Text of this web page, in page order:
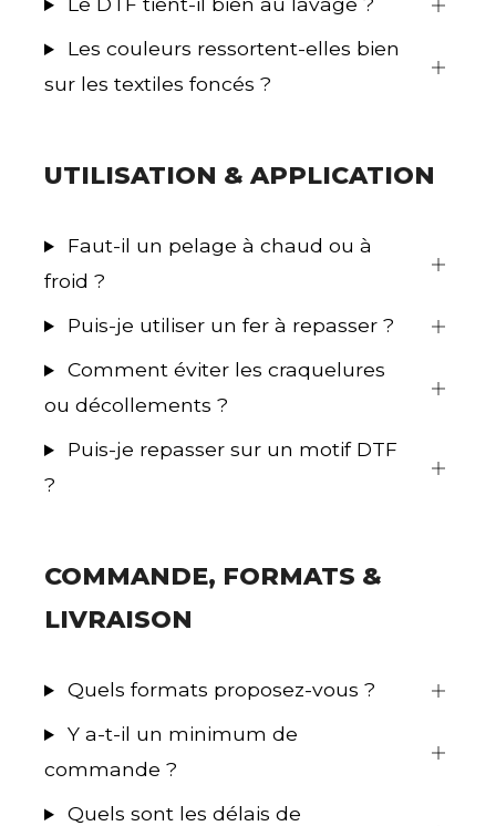
Les couleurs ressortent-elles bien
sur les textiles foncés ?
UTILISATION & APPLICATION
Faut-il un pelage à chaud ou à
froid ?
Puis-je utiliser un fer à repasser ?
Comment éviter les craquelures
ou décollements ?
Puis-je repasser sur un motif DTF
?
COMMANDE, FORMATS &
LIVRAISON
Quels formats proposez-vous ?
Y a-t-il un minimum de
commande ?
Quels sont les délais de